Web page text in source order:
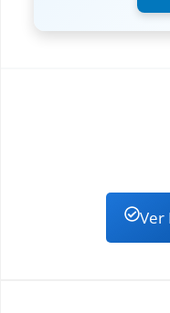
Ver